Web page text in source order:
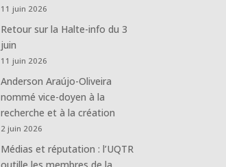
11 juin 2026
Retour sur la Halte-info du 3
juin
11 juin 2026
Anderson Araújo-Oliveira
nommé vice-doyen à la
recherche et à la création
2 juin 2026
Médias et réputation : l’UQTR